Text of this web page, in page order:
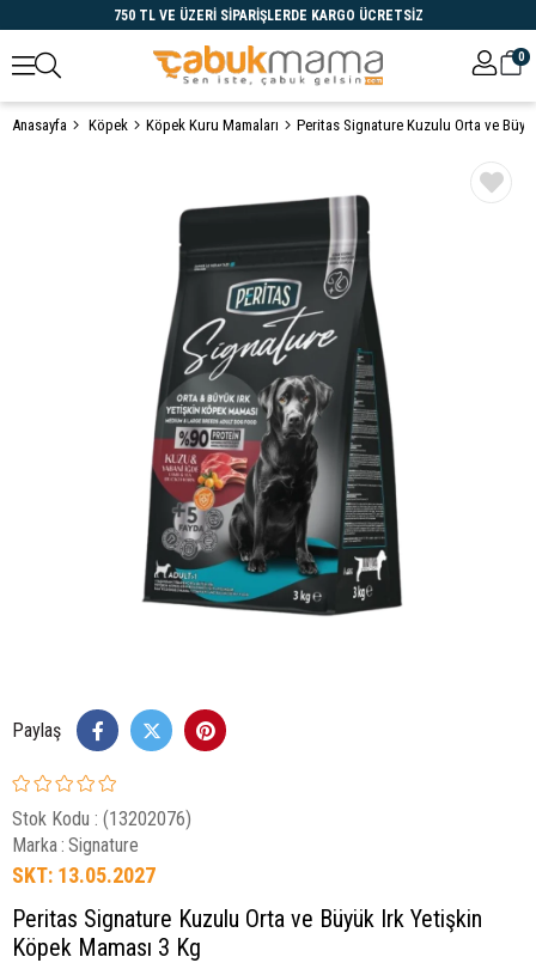
750 TL VE ÜZERİ SİPARİŞLERDE KARGO ÜCRETSİZ
0
Anasayfa Köpek Köpek Kuru Mamaları
Paylaş
Stok Kodu
(13202076)
Marka: Signature
SKT: 13.05.2027
Peritas Signature Kuzulu Orta ve Büyük Irk Yetişkin
Köpek Maması 3 Kg
Öne Çıkanlar